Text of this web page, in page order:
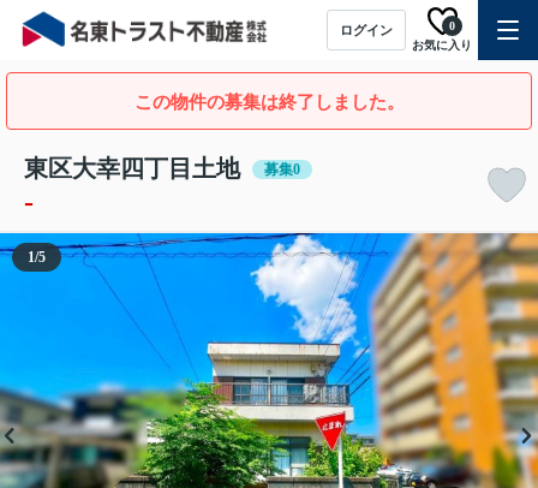
ログイン
お気に入り
0
この物件の募集は終了しました。
東区大幸四丁目土地 募集0
-
1/5